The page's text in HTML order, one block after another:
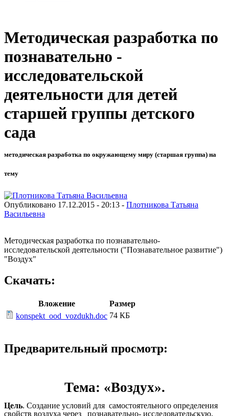
Методическая разработка по
познавательно -
исследовательской
деятельности для детей
старшей группы детского
сада
методическая разработка по окружающему миру (старшая группа) на
тему
Опубликовано 17.12.2015 - 20:13 - Плотникова Татьяна
Васильевна
Методическая разработка по познавательно-
исследовательской деятельности ("Познавательное развитие")
"Воздух"
Скачать:
Вложение
Размер
konspekt_ood_vozdukh.doc 74 КБ
Предварительный просмотр:
Тема: «Воздух».
Цель. Создание условий для самостоятельного определения
свойств воздуха через познавательно- исследовательскую,